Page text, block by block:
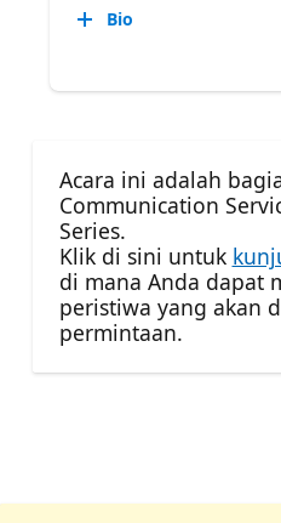
Bio
Acara ini adalah
Communication
Series.
Klik di sini untuk
di mana Anda dapat
peristiwa yang akan
permintaan.